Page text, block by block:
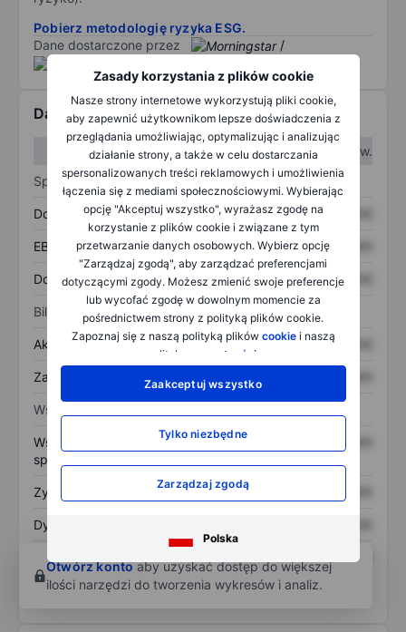
Zasady korzystania z plików cookie
Nasze strony internetowe wykorzystują pliki cookie,
aby zapewnić użytkownikom lepsze doświadczenia z
przeglądania umożliwiając, optymalizując i analizując
działanie strony, a także w celu dostarczania
spersonalizowanych treści reklamowych i umożliwienia
łączenia się z mediami społecznościowymi. Wybierając
opcję "Akceptuj wszystko", wyrażasz zgodę na
korzystanie z plików cookie i związane z tym
przetwarzanie danych osobowych. Wybierz opcję
"Zarządzaj zgodą", aby zarządzać preferencjami
dotyczącymi zgody. Możesz zmienić swoje preferencje
lub wycofać zgodę w dowolnym momencie za
pośrednictwem strony z polityką plików cookie.
Zapoznaj się z naszą polityką plików cookiei naszą
polityką
prywatności
Zaakceptuj wszystko
Tylko niezbędne
Zarządzaj zgodą
Polska
Pobierz metodologię ryzyka ESG.
Dane dostarczone przez
/
Dane finansowe
W I kw.
W II kw.
Sprawozdanie z zysków
Dochód XXXXXXX XXXXXXX
EBITDA XXXXXXX XXXXXXX
Dochód netto XXXXXXX XXXXXXX
Bilans
Aktywa ogółem XXXXXXX XXXXXXX
Zadłużenie ogółem XXXXXXX
Wskaźniki
Współczynnik cena do
sprzedaży
XXXXXXX
Zysk na akcję XXXXXXX
Dywidenda na akcję
Zwrot z kapitału
własnego
XXXXXXX
Otwórz kontoaby uzyskać dostęp do większej
ilości narzędzi do tworzenia wykresów i analiz.